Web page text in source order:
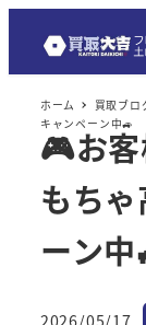
ホーム 買取ブロ
キャンペーン中🚙
🎮お
もち
ーン中
2026/05/17